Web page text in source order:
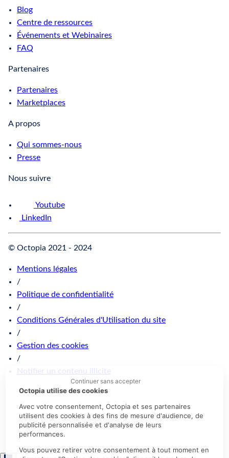
Blog
Centre de ressources
Événements et Webinaires
FAQ
Partenaires
Partenaires
Marketplaces
A propos
Qui sommes-nous
Presse
Nous suivre
Youtube
LinkedIn
© Octopia 2021 - 2024
Mentions légales
/
Politique de confidentialité
/
Conditions Générales d'Utilisation du site
/
Gestion des cookies
/
Notifier un contenu illicite
Octopia utilise des cookies
Avec votre consentement, Octopia et ses partenaires
utilisent des cookies à des fins de mesure d'audience, de
publicité personnalisée et d'analyse de leurs
performances.
Vous pouvez retirer votre consentement à tout moment en
Continuer sans accepter